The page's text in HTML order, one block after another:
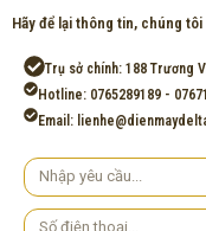
Hãy để lại thông tin, chúng tôi
Trụ sở chính: 188 Trương
Hotline: 0765289189 -
Email:
Yêu
cầu
Số